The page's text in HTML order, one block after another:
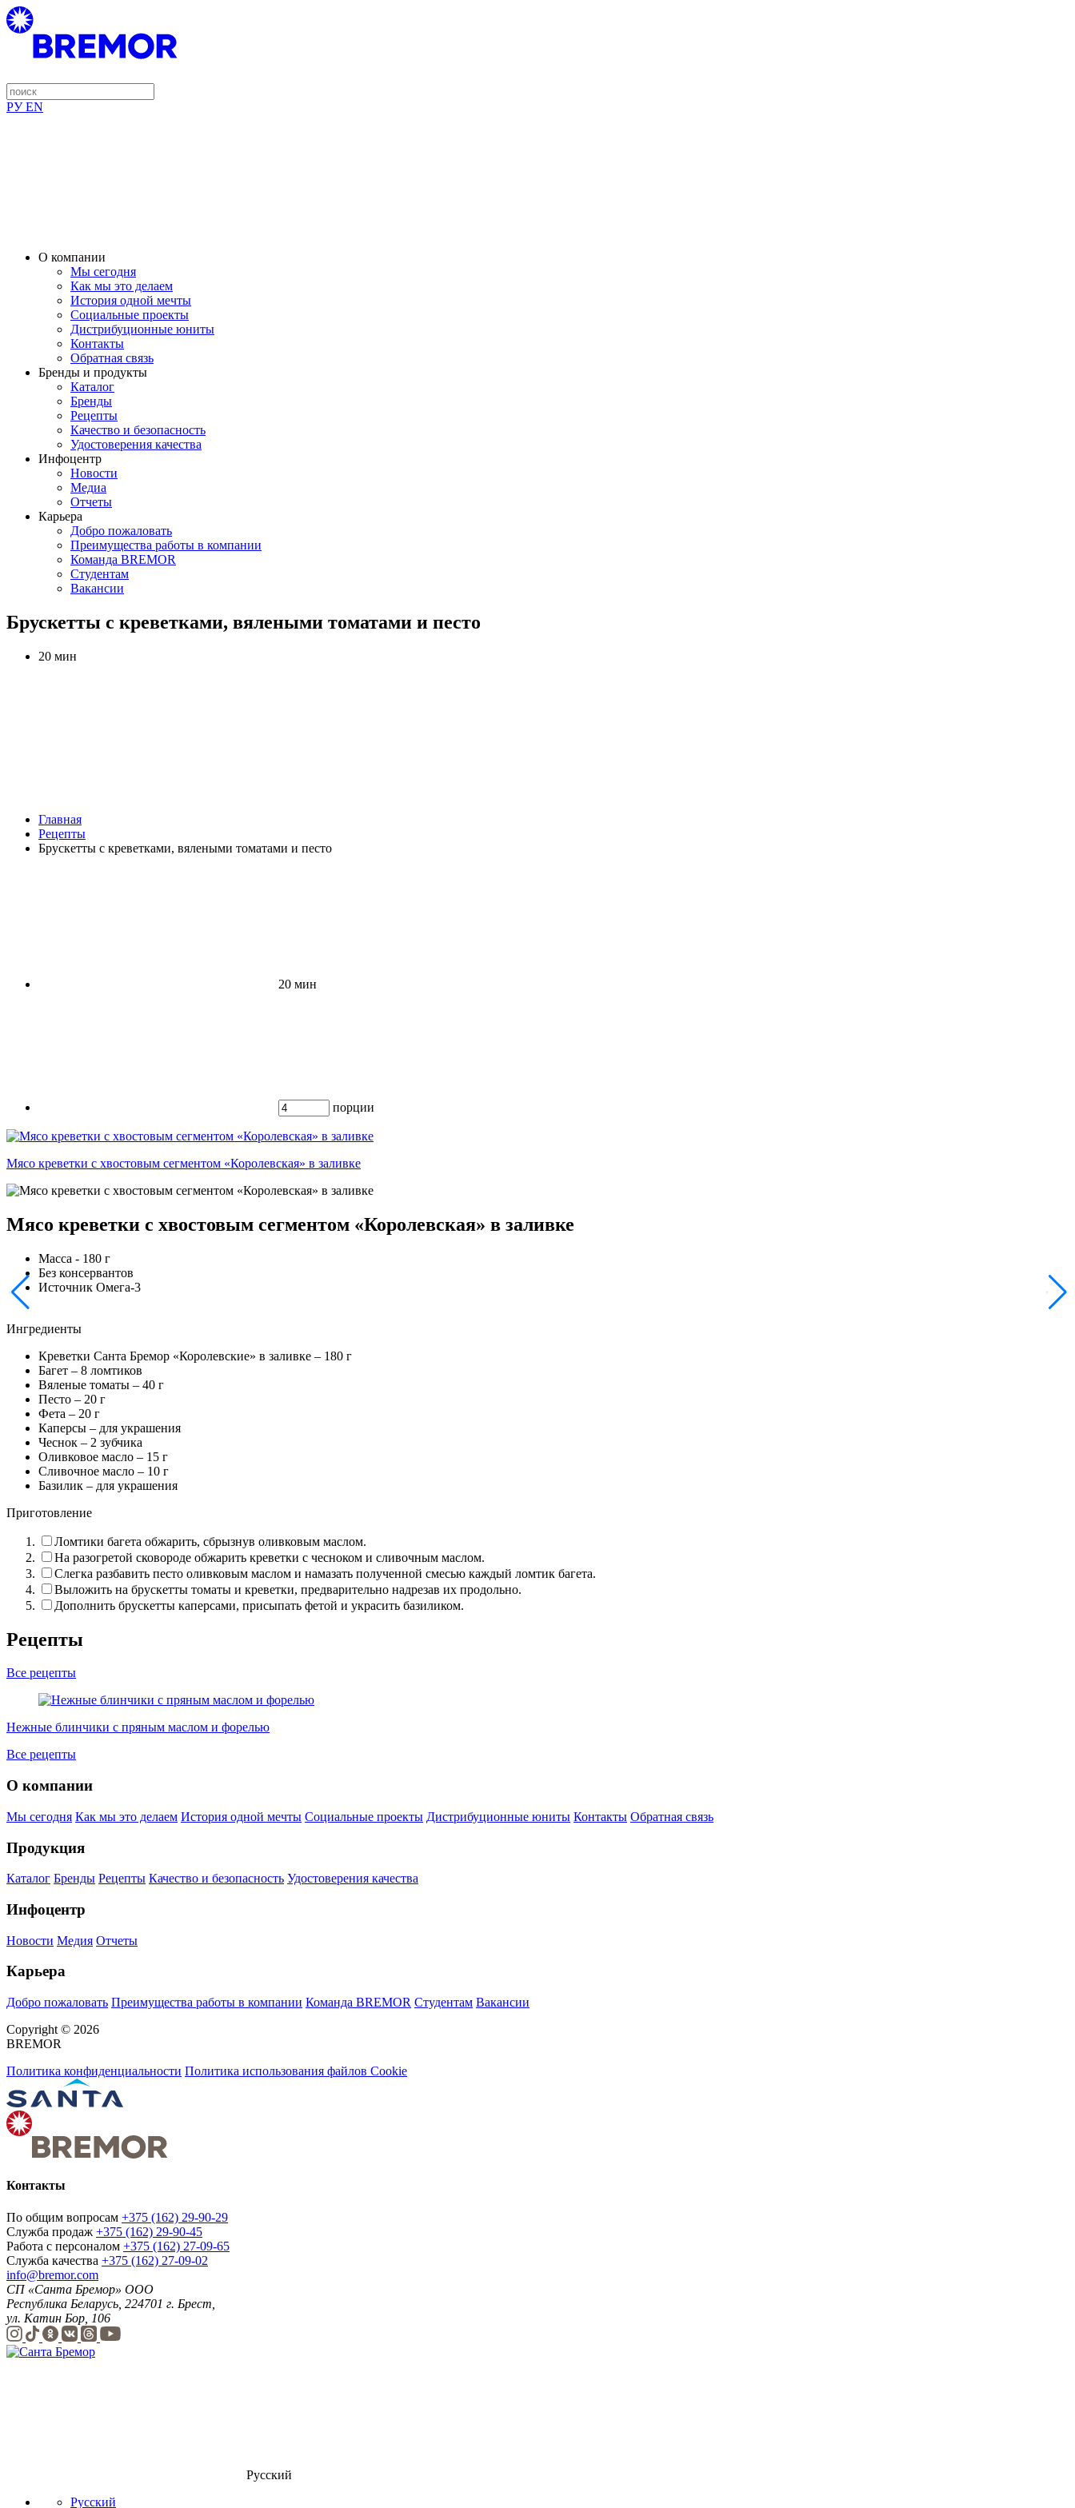
РУ EN
О компании
Мы сегодня
Как мы это делаем
История одной мечты
Социальные проекты
Дистрибуционные юниты
Контакты
Обратная связь
Бренды и продукты
Каталог
Бренды
Рецепты
Качество и безопасность
Удостоверения качества
Инфоцентр
Новости
Медиа
Отчеты
Карьера
Добро пожаловать
Преимущества работы в компании
Команда BREMOR
Студентам
Вакансии
Брускетты с креветками, вялеными томатами и песто
20 мин
Главная
Рецепты
Брускетты с креветками, вялеными томатами и песто
20 мин
порции
Мясо креветки с хвостовым сегментом «Королевская» в заливке
Мясо креветки с хвостовым сегментом «Королевская» в заливке
Масса - 180 г
Без консервантов
Источник Омега-3
Ингредиенты
Креветки Санта Бремор «Королевские» в заливке – 180 г
Багет – 8 ломтиков
Вяленые томаты – 40 г
Песто – 20 г
Фета – 20 г
Каперсы – для украшения
Чеснок – 2 зубчика
Оливковое масло – 15 г
Сливочное масло – 10 г
Базилик – для украшения
Приготовление
Ломтики багета обжарить, сбрызнув оливковым маслом.
На разогретой сковороде обжарить креветки с чесноком и сливочным маслом.
Слегка разбавить песто оливковым маслом и намазать полученной смесью каждый ломтик багета.
Выложить на брускетты томаты и креветки, предварительно надрезав их продольно.
Дополнить брускетты каперсами, присыпать фетой и украсить базиликом.
Рецепты
Все рецепты
Нежные блинчики с пряным маслом и форелью
Все рецепты
О компании
Мы сегодня Как мы это делаем История одной мечты Социальные проекты Дистрибуционные юниты Контакты Обратная связь
Продукция
Каталог Бренды Рецепты Качество и безопасность Удостоверения качества
Инфоцентр
Новости Медия Отчеты
Карьера
Добро пожаловать Преимущества работы в компании Команда BREMOR Студентам Вакансии
Copyright © 2026
BREMOR
Политика конфиденциальности Политика использования файлов Cookie
Контакты
По общим вопросам +375 (162) 29-90-29
Служба продаж +375 (162) 29-90-45
Работа с персоналом +375 (162) 27-09-65
Служба качества +375 (162) 27-09-02
info@bremor.com
СП «Санта Бремор» ООО
Республика Беларусь, 224701 г. Брест,
ул. Катин Бор, 106
Русский
Русский